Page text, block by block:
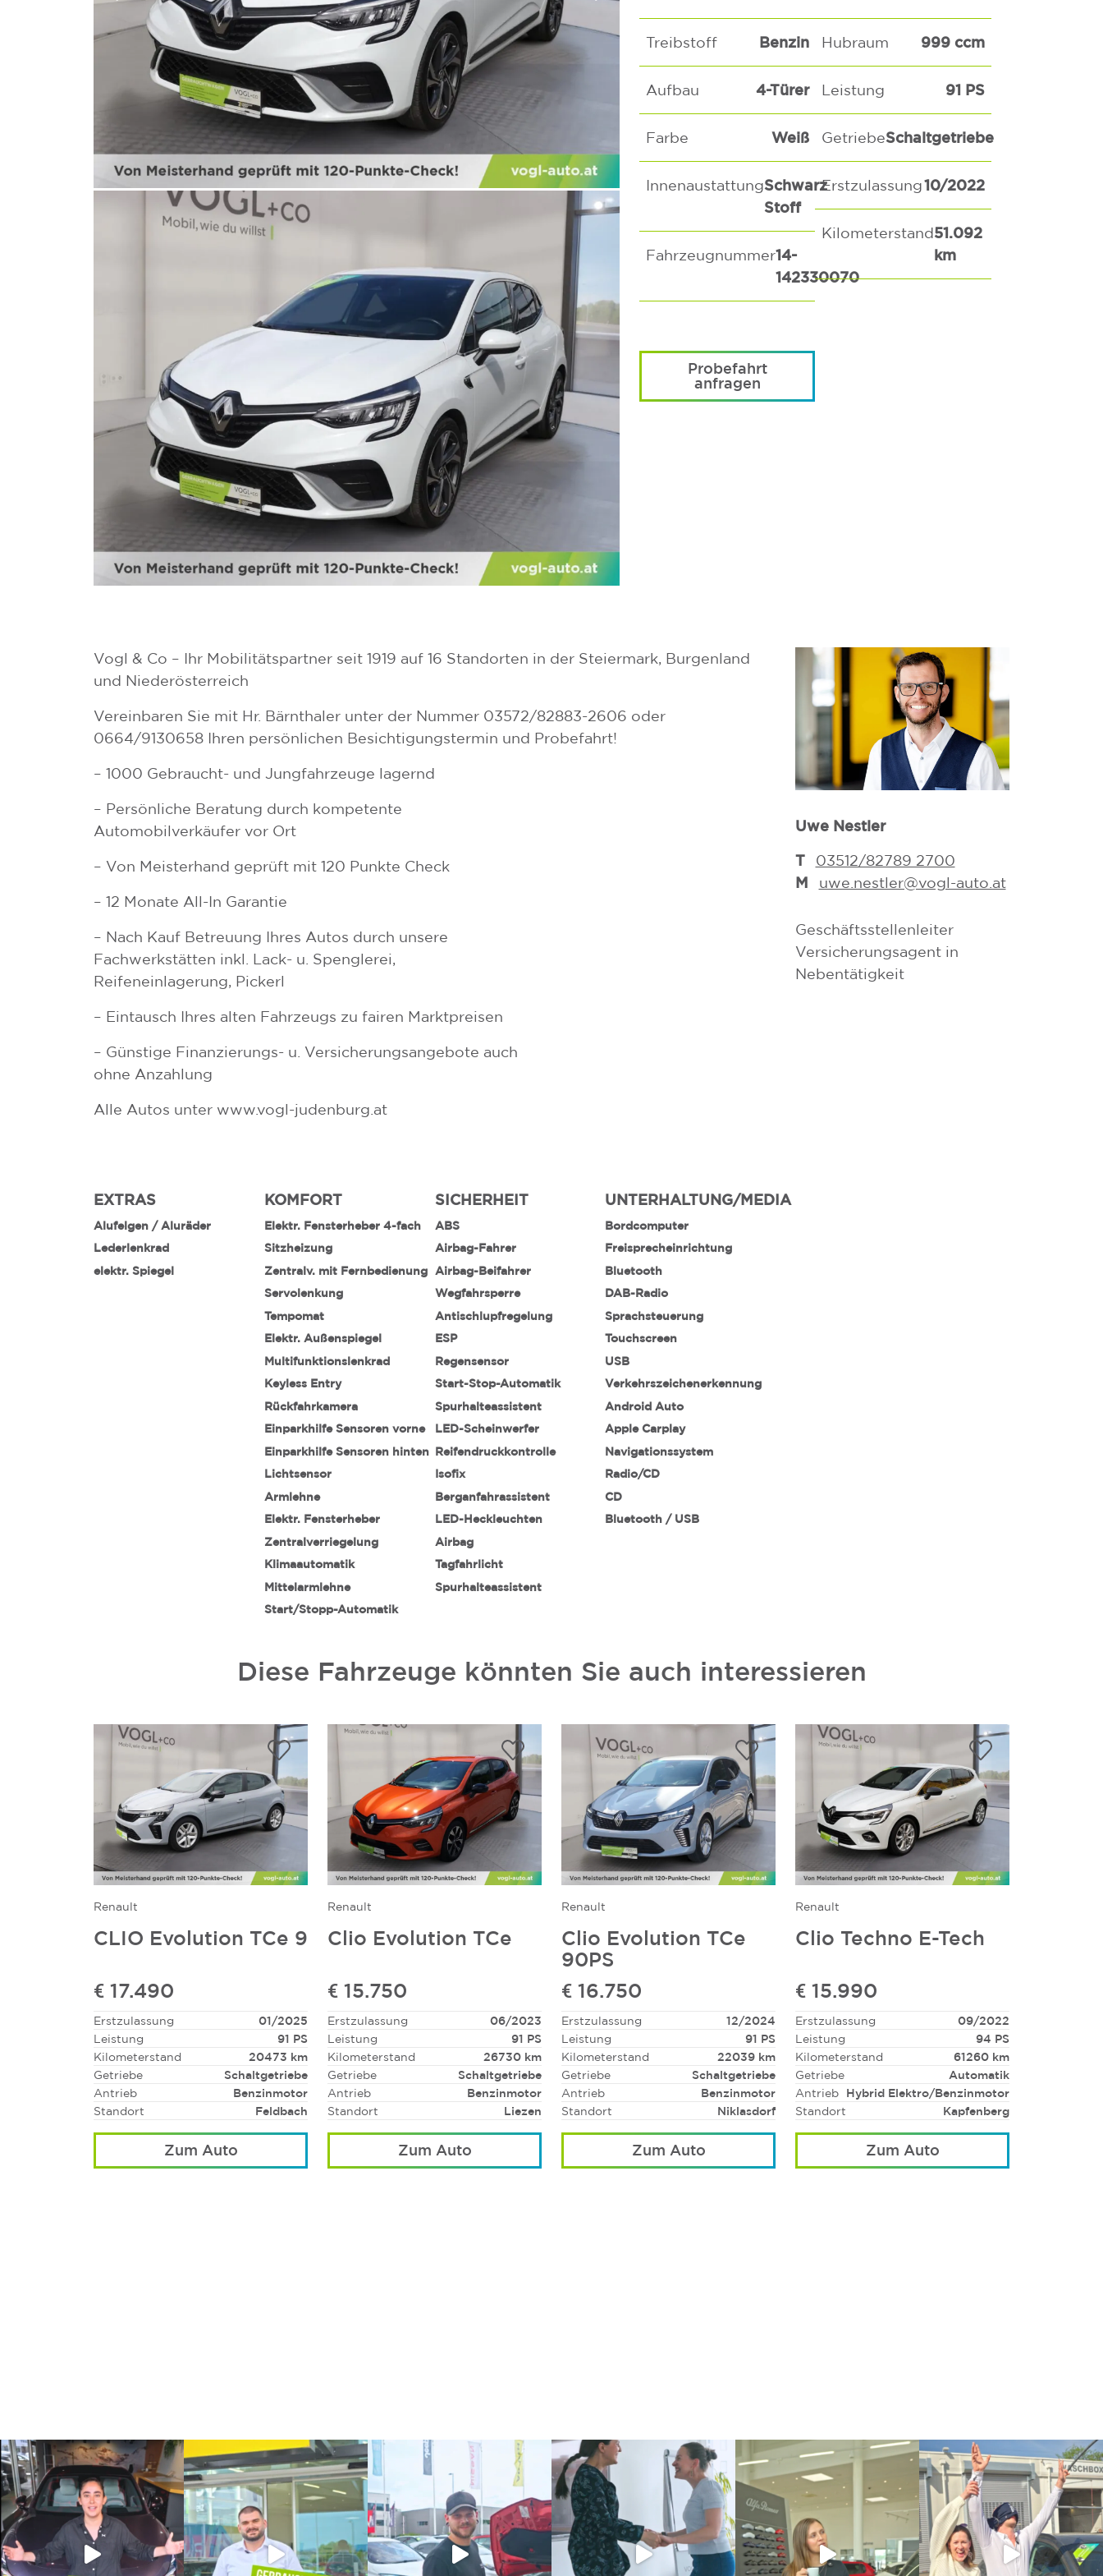
Treibstoff Benzin
Aufbau 4-Türer
Farbe Weiß
InnenaustattungSchwarz
Stoff
Fahrzeugnummer14-
142330070
Hubraum 999 ccm
Leistung 91 PS
GetriebeSchaltgetriebe
Erstzulassung10/2022
Kilometerstand51.092
km
Probefahrt
anfragen
Vogl & Co – Ihr Mobilitätspartner seit 1919 auf 16 Standorten in der Steiermark, Burgenland
und Niederösterreich
Vereinbaren Sie mit Hr. Bärnthaler unter der Nummer 03572/82883-2606 oder
0664/9130658 Ihren persönlichen Besichtigungstermin und Probefahrt!
– 1000 Gebraucht- und Jungfahrzeuge lagernd
– Persönliche Beratung durch kompetente
Automobilverkäufer vor Ort
– Von Meisterhand geprüft mit 120 Punkte Check
– 12 Monate All-In Garantie
– Nach Kauf Betreuung Ihres Autos durch unsere
Fachwerkstätten inkl. Lack- u. Spenglerei,
Reifeneinlagerung, Pickerl
– Eintausch Ihres alten Fahrzeugs zu fairen Marktpreisen
– Günstige Finanzierungs- u. Versicherungsangebote auch
ohne Anzahlung
Alle Autos unter www.vogl-judenburg.at
EXTRAS
Alufelgen / Aluräder
Lederlenkrad
elektr. Spiegel
KOMFORT
Elektr. Fensterheber 4-fach
Sitzheizung
Zentralv. mit Fernbedienung
Servolenkung
Tempomat
Elektr. Außenspiegel
Multifunktionslenkrad
Keyless Entry
Rückfahrkamera
Einparkhilfe Sensoren vorne
Einparkhilfe Sensoren hinten
Lichtsensor
Armlehne
Elektr. Fensterheber
Zentralverriegelung
Klimaautomatik
Mittelarmlehne
Start/Stopp-Automatik
SICHERHEIT
ABS
Airbag-Fahrer
Airbag-Beifahrer
Wegfahrsperre
Antischlupfregelung
ESP
Regensensor
Start-Stop-Automatik
Spurhalteassistent
LED-Scheinwerfer
Reifendruckkontrolle
Isofix
Berganfahrassistent
LED-Heckleuchten
Airbag
Tagfahrlicht
Spurhalteassistent
UNTERHALTUNG/MEDIA
Bordcomputer
Freisprecheinrichtung
Bluetooth
DAB-Radio
Sprachsteuerung
Touchscreen
USB
Verkehrszeichenerkennung
Android Auto
Apple Carplay
Navigationssystem
Radio/CD
CD
Bluetooth / USB
Uwe Nestler
T 03512/82789 2700
M uwe.nestler@vogl-auto.at
Geschäftsstellenleiter
Versicherungsagent in
Nebentätigkeit
Diese Fahrzeuge könnten Sie auch interessieren
Renault
CLIO Evolution TCe 9
€ 17.490
Erstzulassung
01/2025
Leistung
91 PS
Kilometerstand
20473 km
Getriebe
Schaltgetriebe
Antrieb
Benzinmotor
Standort
Feldbach
Zum Auto
Renault
Clio Evolution TCe
€ 15.750
Erstzulassung
06/2023
Leistung
91 PS
Kilometerstand
26730 km
Getriebe
Schaltgetriebe
Antrieb
Benzinmotor
Standort
Liezen
Zum Auto
Renault
Clio Evolution TCe
90PS
€ 16.750
Erstzulassung
12/2024
Leistung
91 PS
Kilometerstand
22039 km
Getriebe
Schaltgetriebe
Antrieb
Benzinmotor
Standort
Niklasdorf
Zum Auto
Renault
Clio Techno E-Tech
€ 15.990
Erstzulassung
09/2022
Leistung
94 PS
Kilometerstand
61260 km
Getriebe
Automatik
Antrieb
Hybrid Elektro/Benzinmotor
Standort
Kapfenberg
Zum Auto